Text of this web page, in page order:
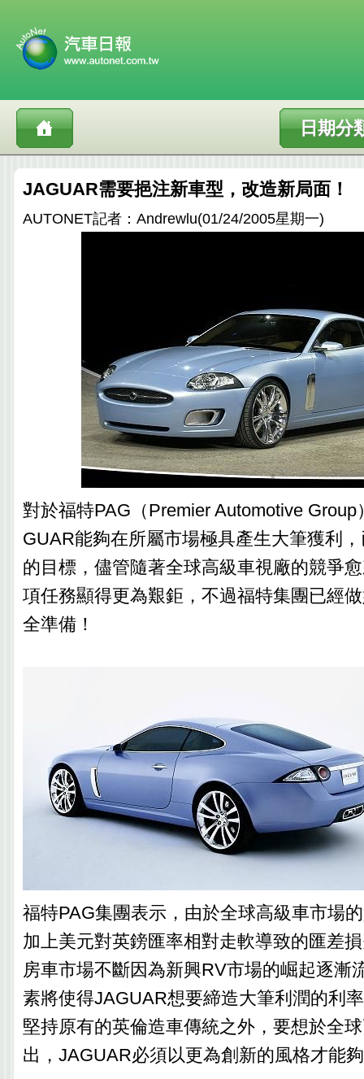
日期分
JAGUAR需要挹注新車型，改造新局面！
AUTONET記者：Andrewlu(01/24/2005星期一)
對於福特PAG（Premier Automotive
GUAR能夠在所屬市場極具產生大筆獲利
的目標，儘管隨著全球高級車視廠的競爭
項任務顯得更為艱鉅，不過福特集團已經
全準備！
福特PAG集團表示，由於全球高級車市場
加上美元對英鎊匯率相對走軟導致的匯差
房車市場不斷因為新興RV市場的崛起逐漸
素將使得JAGUAR想要締造大筆利潤的利
堅持原有的英倫造車傳統之外，要想於全
出，JAGUAR必須以更為創新的風格才能